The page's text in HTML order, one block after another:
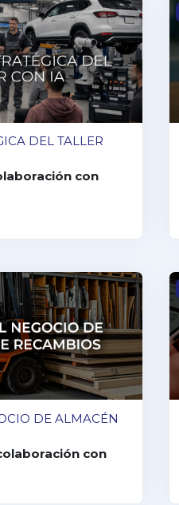
DEL TALLER CON IA
DEL TALLER
con
DE ALMACÉN DE
DE ALMACÉN
con